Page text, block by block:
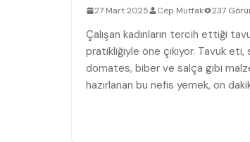
27 Mart 2025 Cep Mutfak 237
Çalışan kadınların tercih ettiği
pratikliğiyle öne çıkıyor. Tavuk eti,
domates, biber ve salça gibi
hazırlanan bu nefis yemek, on